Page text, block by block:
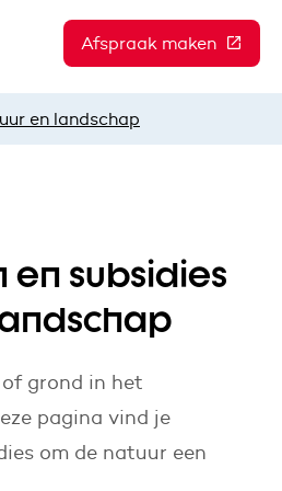
Afspraak maken (Deze
en landschap
en subsidies
grond in het
pagina vind je
om de natuur een